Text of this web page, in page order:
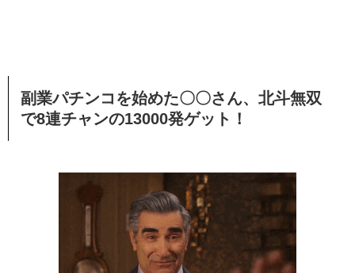
副業パチンコを始めた〇〇さん、北斗無双
で8連チャンの13000発ゲット！